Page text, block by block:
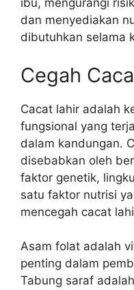
ibu, mengurangi
dan menyediakan
dibutuhkan selama
Cegah
Cacat lahir adalah
fungsional yang
dalam kandungan.
disebabkan oleh
faktor genetik,
satu faktor nutrisi
mencegah cacat
Asam folat adalah
penting dalam
Tabung saraf